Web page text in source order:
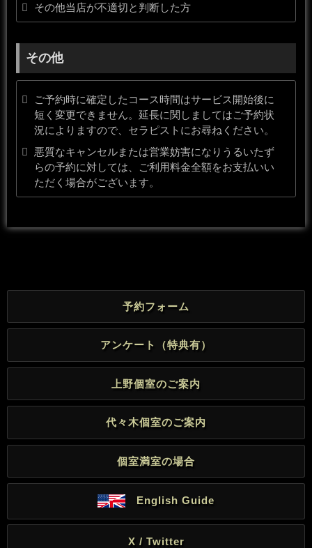
その他当店が不適切と判断した方
その他
ご予約時に確定したコース時間はサービス開始後に
短く変更できません。延長に関しましてはご予約状
況によりますので、セラピストにお尋ねください。
悪質なキャンセルまたは営業妨害になりうるいたず
らの予約に対しては、ご利用料金全額をお支払いい
ただく場合がございます。
予約フォーム
アンケート（特典有）
上野個室のご案内
代々木個室のご案内
個室満室の場合
English Guide
X / Twitter